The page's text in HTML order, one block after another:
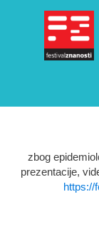
zbog
prezentacije,
https://